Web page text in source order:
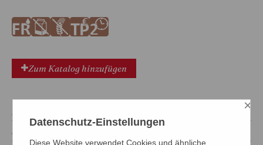
FA U P2
Zum Katalog hinzufügen
Artikelnummer
ca. Produktgewicht
Datenschutz-Einstellungen
×
Diese Website verwendet Cookies und ähnliche